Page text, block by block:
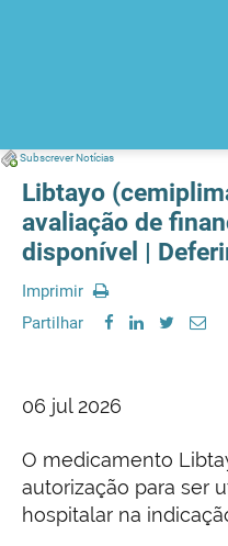
Subscrever Notícias
Libtayo
avaliação de
disponível |
Imprimir
Partilhar
06 jul 2026
O medicamento
autorização para ser
hospitalar na